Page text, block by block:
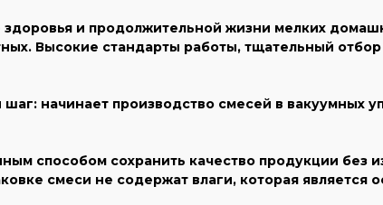
и продолжительной жизни мелких
Высокие стандарты работы, тщательный
начинает производство смесей в вакуумных
способом сохранить качество продукции без
смеси не содержат влаги, которая является